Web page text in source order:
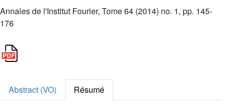
Annales de l'Institut Fourier, Tome 64 (2014) no. 1, pp. 145-
176
Abstract (VO)
Résumé